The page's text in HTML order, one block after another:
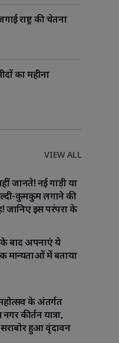
राष्ट्र की चेतना
का महीना
VIEW ALL
जानते! नई गाड़ी या
कुमकुम लगाने की
इस परंपरा के
के बाद अपनाएं ये
मान्यताओं में बताया
के अंतर्गत
कीर्तन यात्रा,
हुआ वृंदावन